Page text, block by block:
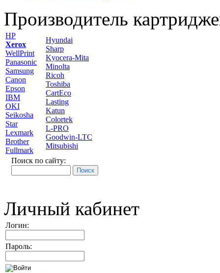
Производитель
HP
Xerox
WellPrint
Panasonic
Samsung
Canon
Epson
IBM
OKI
Seikosha
Star
Lexmark
Brother
Fullmark
Hyundai
Sharp
Kyocera-Mita
Minolta
Ricoh
Toshiba
CartEco
Lasting
Katun
Colortek
L-PRO
Goodwin-LTC
Mitsubishi
Поиск по сайту:
Личный кабинет
Логин:
Пароль: